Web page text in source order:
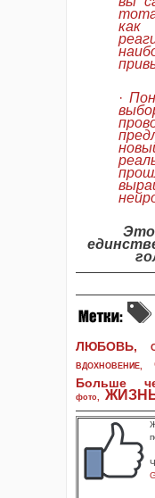
как
·
Это
ЛЮБОВЬ,
ВДОХНОВЕНИЕ,
Больше
фото,